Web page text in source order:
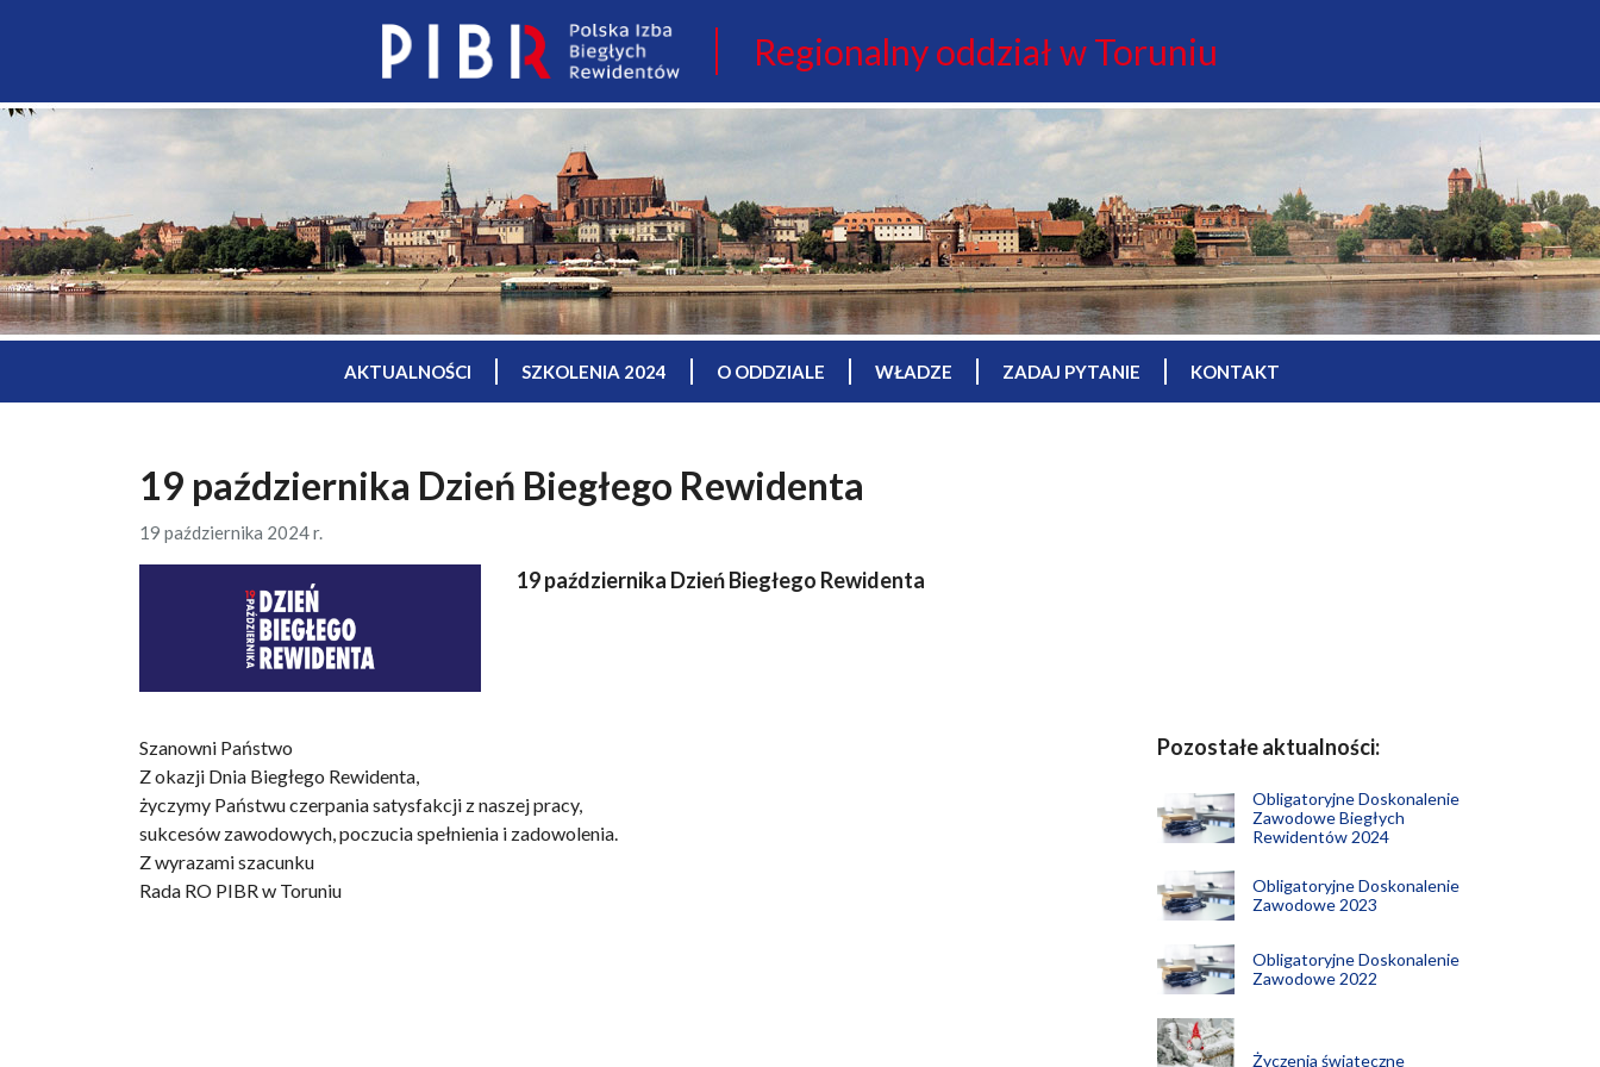
Regionalny oddział w Toruniu
AKTUALNOŚCI SZKOLENIA 2024 O ODDZIALE WŁADZE ZADAJ PYTANIE KONTAKT
19 października Dzień Biegłego Rewidenta
19 października 2024 r.
19 października Dzień Biegłego Rewidenta
Szanowni Państwo
Z okazji Dnia Biegłego Rewidenta,
życzymy Państwu czerpania satysfakcji z naszej pracy,
sukcesów zawodowych, poczucia spełnienia i zadowolenia.
Z wyrazami szacunku
Rada RO PIBR w Toruniu
Pozostałe aktualności:
Obligatoryjne Doskonalenie
Zawodowe Biegłych
Rewidentów 2024
Obligatoryjne Doskonalenie
Zawodowe 2023
Obligatoryjne Doskonalenie
Zawodowe 2022
Życzenia świąteczne